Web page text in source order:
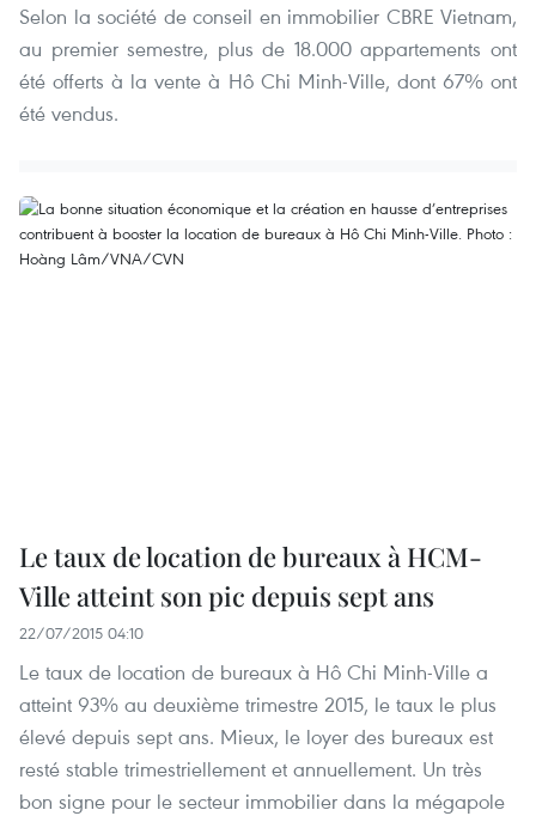
Selon la société de conseil en immobilier CBRE Vietnam,
au premier semestre, plus de 18.000 appartements ont
été offerts à la vente à Hô Chi Minh-Ville, dont 67% ont
été vendus.
Le taux de location de bureaux à HCM-
Ville atteint son pic depuis sept ans
22/07/2015 04:10
Le taux de location de bureaux à Hô Chi Minh-Ville a
atteint 93% au deuxième trimestre 2015, le taux le plus
élevé depuis sept ans. Mieux, le loyer des bureaux est
resté stable trimestriellement et annuellement. Un très
bon signe pour le secteur immobilier dans la mégapole